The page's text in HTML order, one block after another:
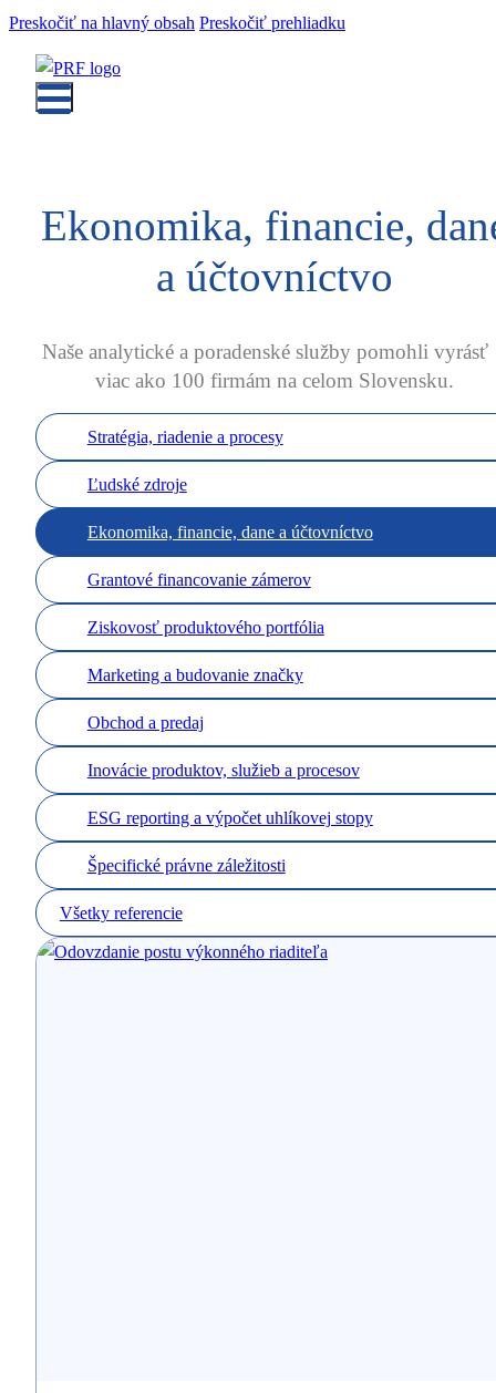
Preskočiť na hlavný obsah Preskočiť prehliadku
Ekonomika, financie,
a účtovníctvo
Naše analytické a poradenské služby pomohli
viac ako 100 firmám na celom Slovensku.
Stratégia, riadenie a procesy
Ľudské zdroje
Ekonomika, financie, dane a účtovníctvo
Grantové financovanie zámerov
Ziskovosť produktového portfólia
Marketing a budovanie značky
Obchod a predaj
Inovácie produktov, služieb a procesov
ESG reporting a výpočet uhlíkovej stopy
Špecifické právne záležitosti
Všetky referencie